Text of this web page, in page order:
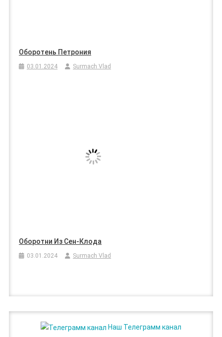
Оборотень Петрония
03.01.2024 Surmach Vlad
Оборотни Из Сен-Клода
03.01.2024 Surmach Vlad
Наш Телеграмм канал